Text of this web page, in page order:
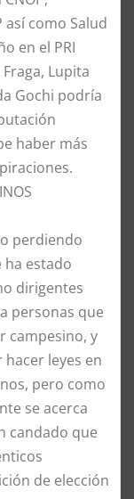
así como Salud
en el PRI
Lupita
Gochi podría
haber más
perdiendo
ha estado
dirigentes
personas que
campesino, y
leyes en
pero como
se acerca
candado que
de elección